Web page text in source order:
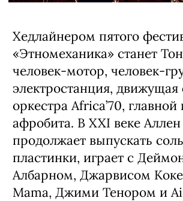
Хедлайнером пятого
«Этномеханика» станет
человек-мотор, человек-
электростанция, движущая
оркестра Africa’70,
афробита. В XXI веке Аллен
продолжает выпускать
пластинки, играет с
Албарном, Джарвисом
Mama, Джими Тенором и